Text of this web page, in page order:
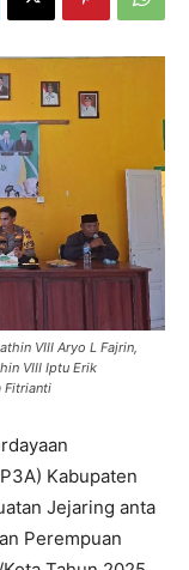
VIII Aryo L Fajrin,
VIII Iptu Erik
Fitrianti
Kabupaten
Jejaring anta
Perempuan